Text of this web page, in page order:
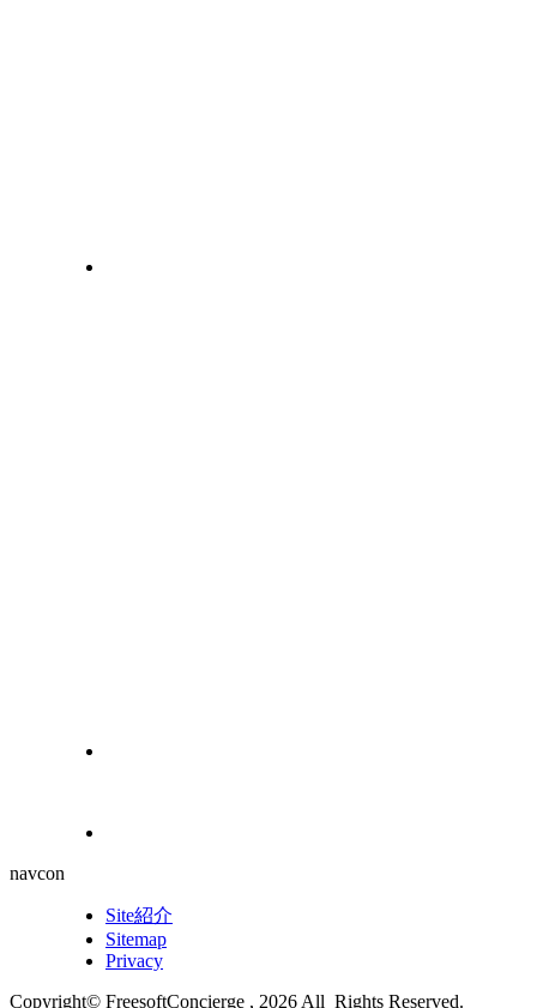
navcon
Site紹介
Sitemap
Privacy
Copyright© FreesoftConcierge , 2026 All Rights Reserved.